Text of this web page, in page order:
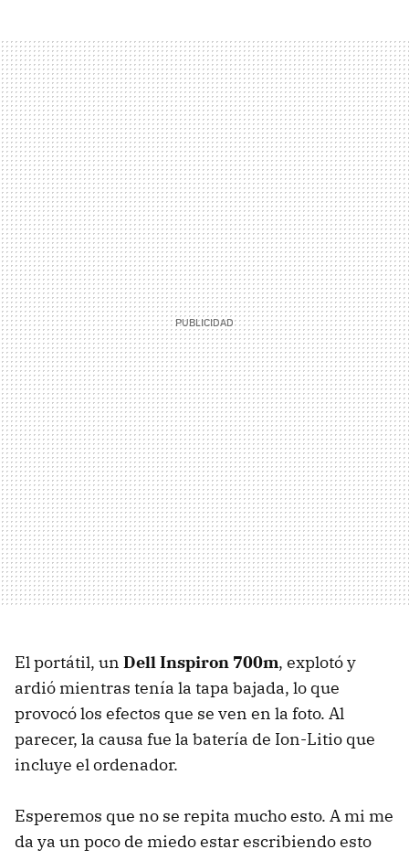
El portátil, un Dell Inspiron 700m, explotó y
ardió mientras tenía la tapa bajada, lo que
provocó los efectos que se ven en la foto. Al
parecer, la causa fue la batería de Ion-Litio que
incluye el ordenador.
Esperemos que no se repita mucho esto. A mi me
da ya un poco de miedo estar escribiendo esto